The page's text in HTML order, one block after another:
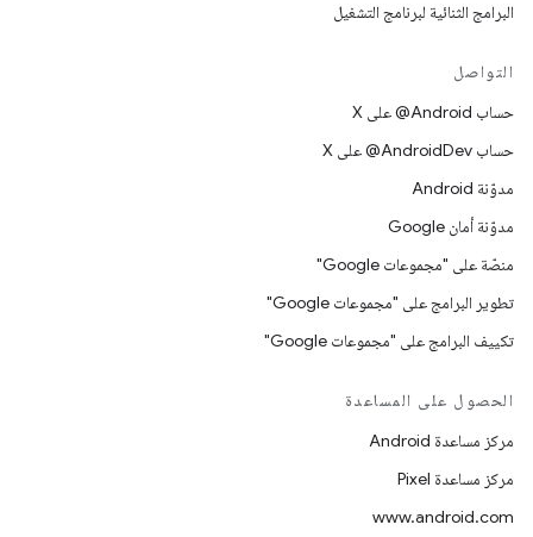
البرامج الثنائية لبرنامج التشغيل
التواصل
حساب ‎@Android على X
حساب ‎@AndroidDev على X
مدوّنة Android
مدوّنة أمان Google
منصّة على "مجموعات Google"
تطوير البرامج على "مجموعات Google"
تكييف البرامج على "مجموعات Google"
الحصول على المساعدة
مركز مساعدة Android
مركز مساعدة Pixel
www.android.com